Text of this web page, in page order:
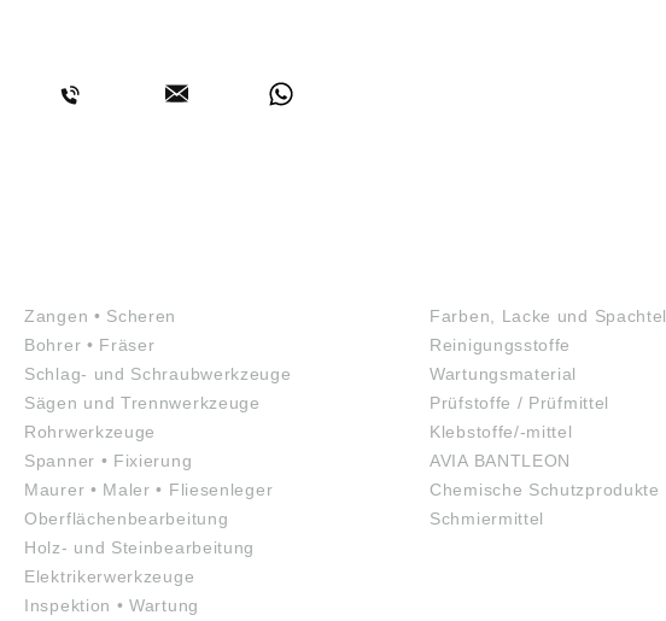
Zangen • Scheren
Bohrer • Fräser
Schlag- und Schraubwerkzeuge
Sägen und Trennwerkzeuge
Rohrwerkzeuge
Spanner • Fixierung
Maurer • Maler • Fliesenleger
Oberflächenbearbeitung
Holz- und Steinbearbeitung
Elektrikerwerkzeuge
Inspektion • Wartung
Farben, Lacke und Spachtel
Reinigungsstoffe
Wartungsmaterial
Prüfstoffe / Prüfmittel
Klebstoffe/-mittel
AVIA BANTLEON
Chemische Schutzprodukte
Schmiermittel